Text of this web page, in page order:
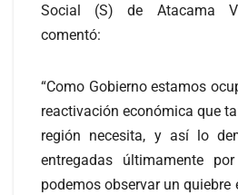
Social (S) de Atacama
comentó:
“Como Gobierno estamos
reactivación económica que
región necesita, y así lo
entregadas últimamente
podemos observar un quiebre